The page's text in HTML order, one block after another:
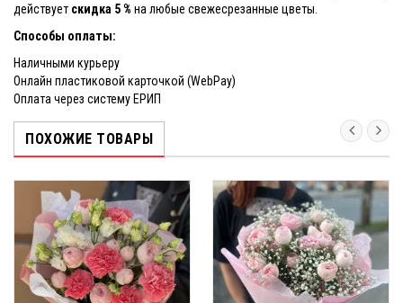
действует скидка 5 % на любые свежесрезанные цветы.
Способы оплаты:
Наличными курьеру
Онлайн пластиковой карточкой (WebPay)
Оплата через систему ЕРИП
ПОХОЖИЕ ТОВАРЫ